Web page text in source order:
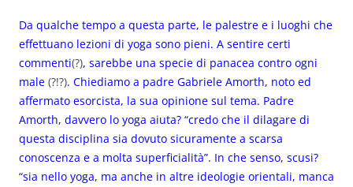
Da qualche tempo a questa parte, le palestre e i luoghi che
effettuano lezioni di yoga sono pieni. A sentire certi
commenti(?), sarebbe una specie di panacea contro ogni
male (?!?). Chiediamo a padre Gabriele Amorth, noto ed
affermato esorcista, la sua opinione sul tema. Padre
Amorth, davvero lo yoga aiuta? “credo che il dilagare di
questa disciplina sia dovuto sicuramente a scarsa
conoscenza e a molta superficialità”. In che senso, scusi?
“sia nello yoga, ma anche in altre ideologie orientali, manca